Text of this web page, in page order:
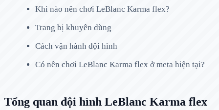
Khi nào nên chơi LeBlanc Karma flex?
Trang bị khuyên dùng
Cách vận hành đội hình
Có nên chơi LeBlanc Karma flex ở meta hiện tại?
Tổng quan đội hình LeBlanc Karma flex